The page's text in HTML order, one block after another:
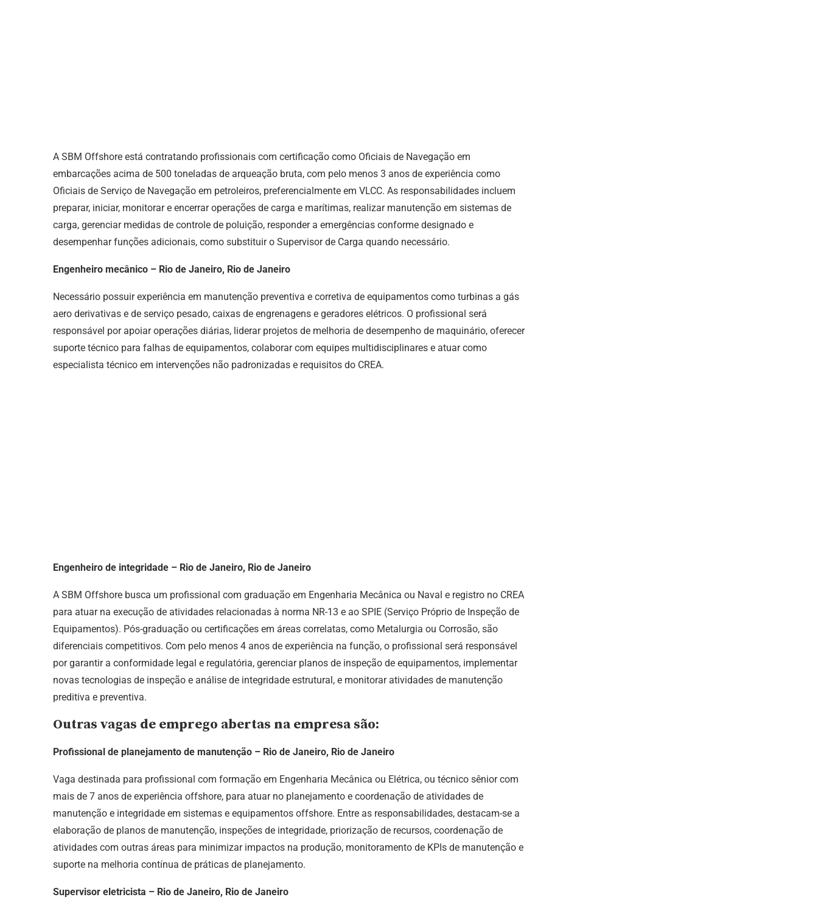
A SBM Offshore está contratando profissionais com certificação como Oficiais de Navegação em
embarcações acima de 500 toneladas de arqueação bruta, com pelo menos 3 anos de experiência como
Oficiais de Serviço de Navegação em petroleiros, preferencialmente em VLCC. As responsabilidades incluem
preparar, iniciar, monitorar e encerrar operações de carga e marítimas, realizar manutenção em sistemas de
carga, gerenciar medidas de controle de poluição, responder a emergências conforme designado e
desempenhar funções adicionais, como substituir o Supervisor de Carga quando necessário.
Engenheiro mecânico – Rio de Janeiro, Rio de Janeiro
Necessário possuir experiência em manutenção preventiva e corretiva de equipamentos como turbinas a gás
aero derivativas e de serviço pesado, caixas de engrenagens e geradores elétricos. O profissional será
responsável por apoiar operações diárias, liderar projetos de melhoria de desempenho de maquinário, oferecer
suporte técnico para falhas de equipamentos, colaborar com equipes multidisciplinares e atuar como
especialista técnico em intervenções não padronizadas e requisitos do CREA.
Engenheiro de integridade – Rio de Janeiro, Rio de Janeiro
A SBM Offshore busca um profissional com graduação em Engenharia Mecânica ou Naval e registro no CREA
para atuar na execução de atividades relacionadas à norma NR-13 e ao SPIE (Serviço Próprio de Inspeção de
Equipamentos). Pós-graduação ou certificações em áreas correlatas, como Metalurgia ou Corrosão, são
diferenciais competitivos. Com pelo menos 4 anos de experiência na função, o profissional será responsável
por garantir a conformidade legal e regulatória, gerenciar planos de inspeção de equipamentos, implementar
novas tecnologias de inspeção e análise de integridade estrutural, e monitorar atividades de manutenção
preditiva e preventiva.
Outras vagas de emprego abertas na empresa são:
Profissional de planejamento de manutenção – Rio de Janeiro, Rio de Janeiro
Vaga destinada para profissional com formação em Engenharia Mecânica ou Elétrica, ou técnico sênior com
mais de 7 anos de experiência offshore, para atuar no planejamento e coordenação de atividades de
manutenção e integridade em sistemas e equipamentos offshore. Entre as responsabilidades, destacam-se a
elaboração de planos de manutenção, inspeções de integridade, priorização de recursos, coordenação de
atividades com outras áreas para minimizar impactos na produção, monitoramento de KPIs de manutenção e
suporte na melhoria contínua de práticas de planejamento.
Supervisor eletricista – Rio de Janeiro, Rio de Janeiro